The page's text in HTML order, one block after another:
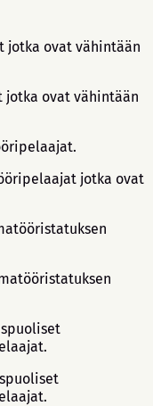
jotka ovat vähintään
jotka ovat vähintään
jotka ovat